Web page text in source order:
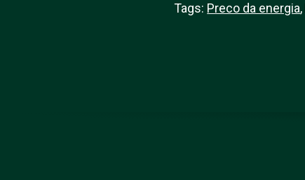
Tags: Preco da energia,